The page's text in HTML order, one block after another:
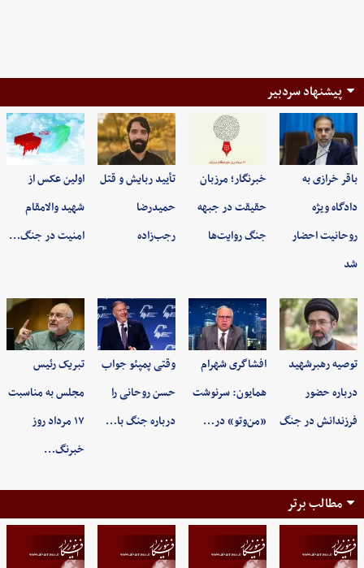
پیشنهاد سردبیر
باقر خرازی به
دادگاه ویژه
روحانیت احضار
شد
خبرنگار؛ مرزبان
حقیقت در جبهه
جنگ روایت‌ها
تأیید ربایش و قتل
حمیدرضا
رجب‌زاده
اولین عکس از
شهید والامقام
امنیت در جنگ…
توصیه رهبرشهید
درباره حضور
فرزندانش در جنگ
افشاگری شهرام
همایون: سرنوشت
«من‌وتو» در…
وقتی پمپئو جواب
حسن روحانی را
درباره جنگ با…
تبریک رئیس
مجلس به مناسبت
۱۷ مرداد روز
خبرنگ…
مطالب برتر